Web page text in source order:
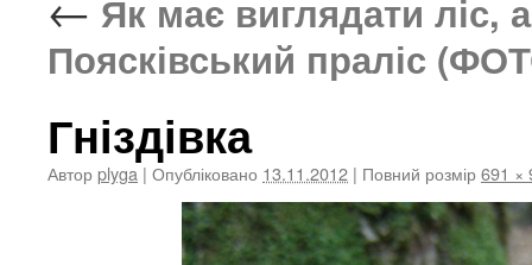
Як має виглядати ліс,
Поясківський праліс
Гніздівка
Авторplyga | Опубліковано 13.11.2012 | Повний розмір691 ×